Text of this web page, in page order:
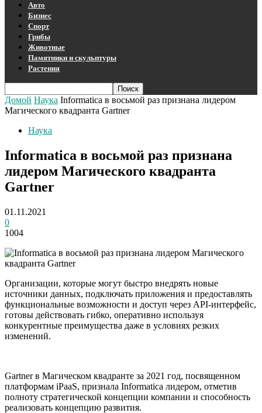
Авто
Бизнес
Спорт
Грибы
Животные
Памятники и скульптуры
Растения
Домой Наука Informatica в восьмой раз признана лидером
Магического квадранта Gartner
Наука
Informatica в восьмой раз признана
лидером Магического квадранта
Gartner
01.11.2021
0
1004
Организации, которые могут быстро внедрять новые
источники данных, подключать приложения и предоставлять
функциональные возможности и доступ через API-интерфейс,
готовы действовать гибко, оперативно используя
конкурентные преимущества даже в условиях резких
изменений.
Gartner в Магическом квадранте за 2021 год, посвященном
платформам iPaaS, признала Informatica лидером, отметив
полноту стратегической концепции компании и способность
реализовать концепцию развития.